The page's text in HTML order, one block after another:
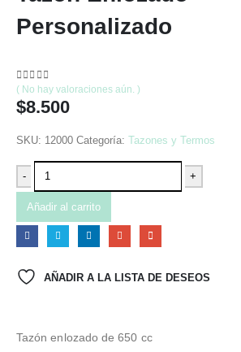
Personalizado
0 out of 5
( No hay valoraciones aún. )
$8.500
SKU: 12000 Categoría: Tazones y Termos
- +
Añadir al carrito
AÑADIR A LA LISTA DE DESEOS
Tazón enlozado de 650 cc